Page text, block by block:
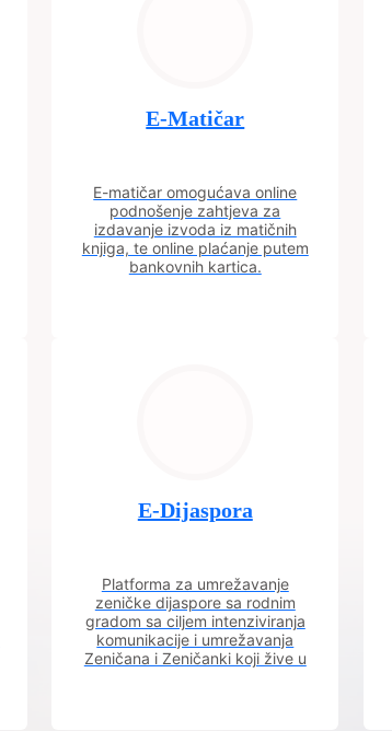
E-Matičar
E-matičar omogućava online
podnošenje zahtjeva za
izdavanje izvoda iz matičnih
knjiga, te online plaćanje putem
bankovnih kartica.
E-Dijaspora
Platforma za umrežavanje
zeničke dijaspore sa rodnim
gradom sa ciljem intenziviranja
komunikacije i umrežavanja
Zeničana i Zeničanki koji žive u